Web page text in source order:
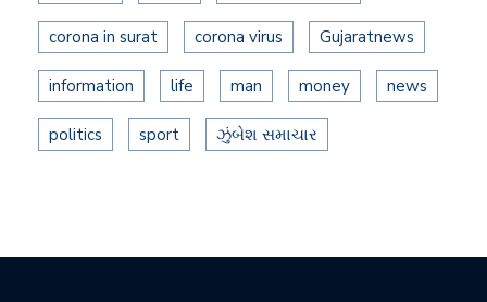
corona in surat corona virus Gujaratnews
information life man money news
politics sport ઝુંબેશ સમાચાર